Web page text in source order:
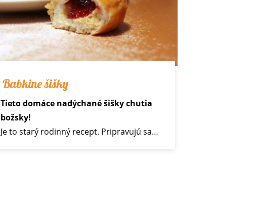
Babkine šišky
Tieto domáce nadýchané šišky chutia
božsky!
Je to starý rodinný recept. Pripravujú sa…